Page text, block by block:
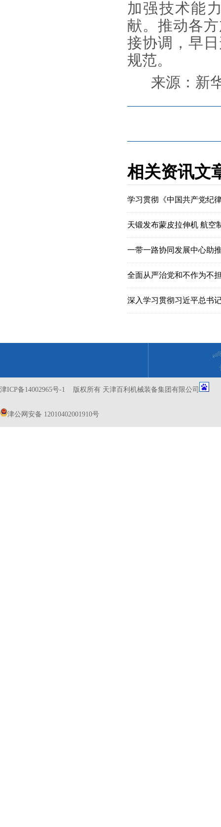
加强技术能
献。推动各
接协调，早
规范。
来源：新
相关资讯文
学习贯彻《中国共产党纪
天锻发布蒙皮拉伸机 航空
一带一路协同发展中心助
全面从严治党和不作为不
津ICP备14002965号-1 版权所有 天津百利机械装备集团有限公司
津公网安备 12010402001910号